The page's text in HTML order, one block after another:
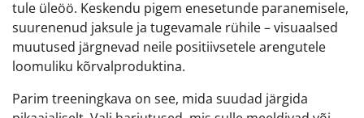
tule üleöö. Keskendu pigem enesetunde paranemisele,
suurenenud jaksule ja tugevamale rühile – visuaalsed
muutused järgnevad neile positiivsetele arengutele
loomuliku kõrvalproduktina.
Parim treeningkava on see, mida suudad järgida